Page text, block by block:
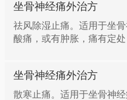
坐骨神经痛外治方
祛风除湿止痛。适用于坐
酸痛，或有肿胀，痛有定
坐骨神经痛外治方
散寒止痛。适用于坐骨神